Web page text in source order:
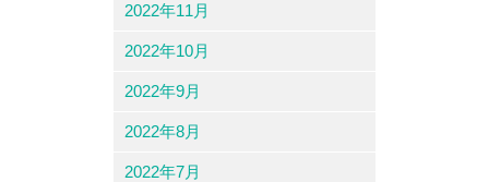
2022年11月
2022年10月
2022年9月
2022年8月
2022年7月